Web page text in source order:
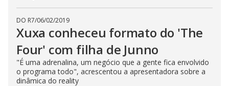
DO R7/06/02/2019
Xuxa conheceu formato do 'The
Four' com filha de Junno
"É uma adrenalina, um negócio que a gente fica envolvido
o programa todo", acrescentou a apresentadora sobre a
dinâmica do reality